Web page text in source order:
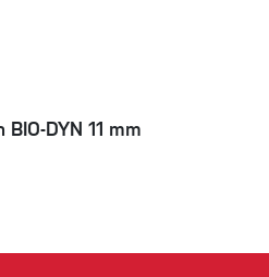
DYN 11 mm